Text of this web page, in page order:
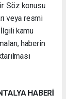
Söz konusu
veya resmi
kamu
haberin
HABERİ